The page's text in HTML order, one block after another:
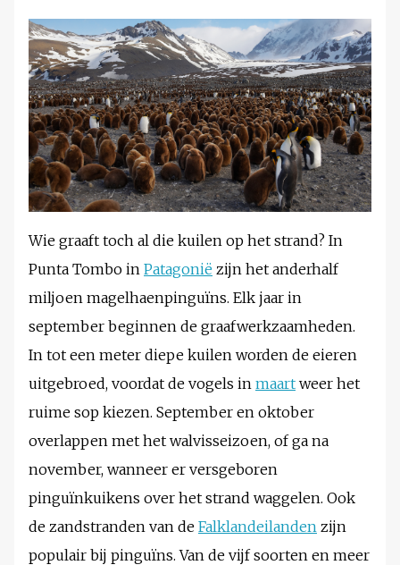
Wie graaft toch al die kuilen op het strand? In
Punta Tombo in Patagonië zijn het anderhalf
miljoen magelhaenpinguïns. Elk jaar in
september beginnen de graafwerkzaamheden.
In tot een meter diepe kuilen worden de eieren
uitgebroed, voordat de vogels in maart weer het
ruime sop kiezen. September en oktober
overlappen met het walvisseizoen, of ga na
november, wanneer er versgeboren
pinguïnkuikens over het strand waggelen. Ook
de zandstranden van de Falklandeilanden zijn
populair bij pinguïns. Van de vijf soorten en meer